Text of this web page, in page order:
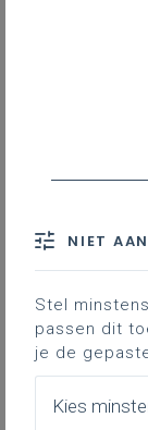
Dialoog
Downloads
Inspiratie
NIET
Stel
passen dit
je de
Kies